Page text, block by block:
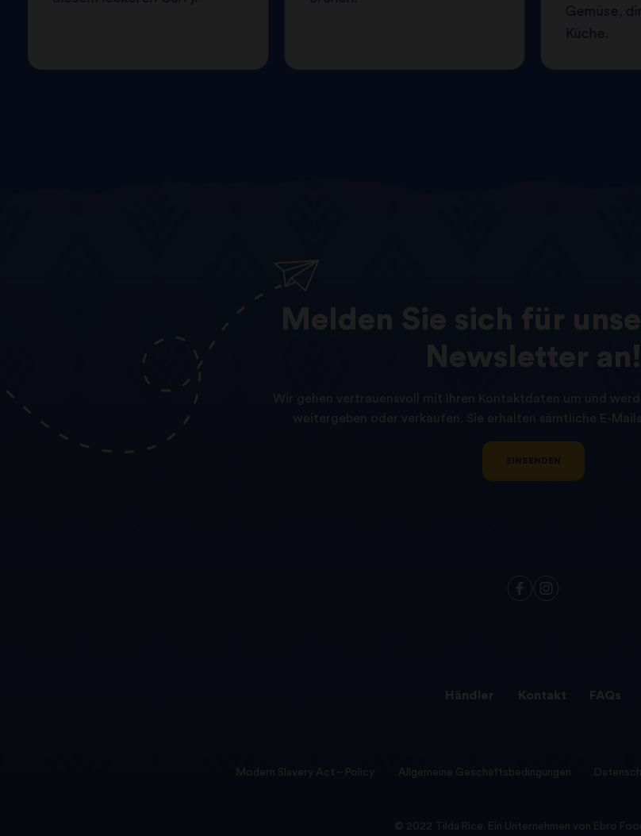
Gemüse,
Küche.
Melden Sie sich für
Newsletter
an!
Wir gehen vertrauensvoll mit Ihren Kontaktdaten um und
weitergeben oder verkaufen. Sie erhalten sämtliche E-
EINSENDEN
Händler Kontakt FAQs
Modern Slavery Act – Policy Allgemeine Geschäftsbedingungen
© 2022 Tilda Rice. Ein Unternehmen von Ebro